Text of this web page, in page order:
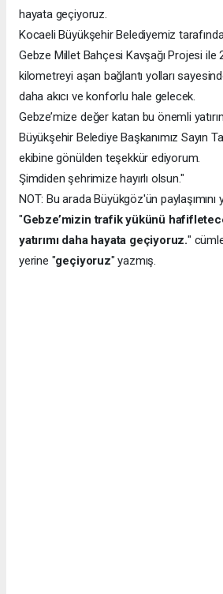
hayata geçiyoruz.
Kocaeli Büyükşehir Belediyemiz
Gebze Millet Bahçesi Kavşağı Projesi ile
kilometreyi aşan bağlantı yolları
daha akıcı ve konforlu hale gelecek.
Gebze’mize değer katan bu önemli
Büyükşehir Belediye Başkanımız Sayın
ekibine gönülden teşekkür ediyorum.
Şimdiden şehrimize hayırlı olsun."
NOT: Bu arada Büyükgöz'ün paylaşımını
"Gebze’mizin trafik yükünü
yatırımı daha hayata geçiyoruz."
yerine "geçiyoruz" yazmış.